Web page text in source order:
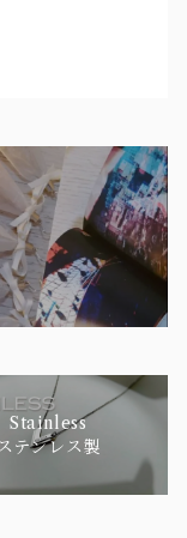
Stainless
テンレス製